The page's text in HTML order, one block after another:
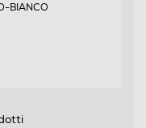
BIANCO